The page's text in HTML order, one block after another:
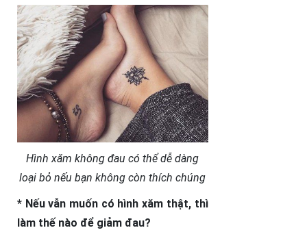
Hình xăm không đau có thể dễ dàng
loại bỏ nếu bạn không còn thích chúng
* Nếu vẫn muốn có hình xăm thật, thì
làm thế nào để giảm đau?